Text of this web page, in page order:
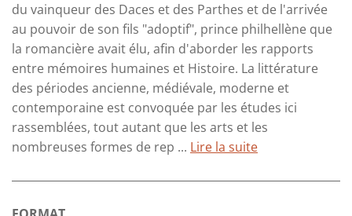
du vainqueur des Daces et des Parthes et de l'arrivée
au pouvoir de son fils "adoptif", prince philhellène que
la romancière avait élu, afin d'aborder les rapports
entre mémoires humaines et Histoire. La littérature
des périodes ancienne, médiévale, moderne et
contemporaine est convoquée par les études ici
rassemblées, tout autant que les arts et les
nombreuses formes de rep ... Lire la suite